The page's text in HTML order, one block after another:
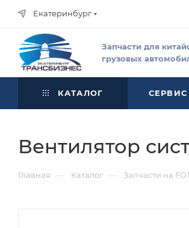
Екатеринбург
Запчасти для
грузовых
КАТАЛОГ СЕРВИС
Вентилятор
Главная — Каталог — Запчасти на